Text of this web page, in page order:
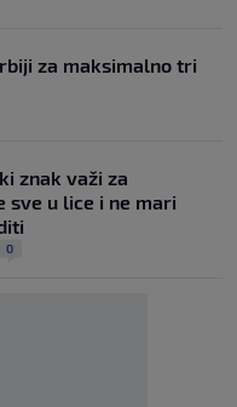
za maksimalno tri
znak važi za
sve u lice i ne mari
0